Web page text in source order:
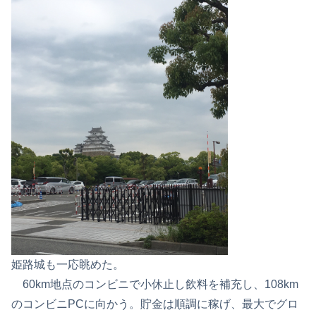
姫路城も一応眺めた。
60km地点のコンビニで小休止し飲料を補充し、108km
のコンビニPCに向かう。貯金は順調に稼げ、最大でグロ